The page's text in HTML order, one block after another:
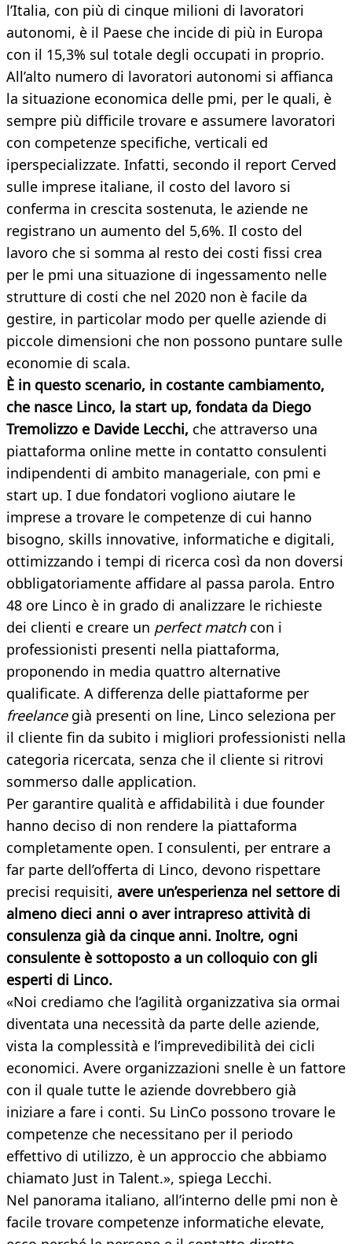
l’Italia, con più di cinque milioni di lavoratori
autonomi, è il Paese che incide di più in Europa
con il 15,3% sul totale degli occupati in proprio.
All’alto numero di lavoratori autonomi si affianca
la situazione economica delle pmi, per le quali, è
sempre più difficile trovare e assumere lavoratori
con competenze specifiche, verticali ed
iperspecializzate. Infatti, secondo il report Cerved
sulle imprese italiane, il costo del lavoro si
conferma in crescita sostenuta, le aziende ne
registrano un aumento del 5,6%. Il costo del
lavoro che si somma al resto dei costi fissi crea
per le pmi una situazione di ingessamento nelle
strutture di costi che nel 2020 non è facile da
gestire, in particolar modo per quelle aziende di
piccole dimensioni che non possono puntare sulle
economie di scala.
È in questo scenario, in costante cambiamento,
che nasce Linco, la start up, fondata da Diego
Tremolizzo e Davide Lecchi, che attraverso una
piattaforma online mette in contatto consulenti
indipendenti di ambito manageriale, con pmi e
start up. I due fondatori vogliono aiutare le
imprese a trovare le competenze di cui hanno
bisogno, skills innovative, informatiche e digitali,
ottimizzando i tempi di ricerca così da non doversi
obbligatoriamente affidare al passa parola. Entro
48 ore Linco è in grado di analizzare le richieste
dei clienti e creare un perfect matchcon i
professionisti presenti nella piattaforma,
proponendo in media quattro alternative
qualificate. A differenza delle piattaforme per
freelancegià presenti on line, Linco seleziona per
il cliente fin da subito i migliori professionisti nella
categoria ricercata, senza che il cliente si ritrovi
sommerso dalle application.
Per garantire qualità e affidabilità i due founder
hanno deciso di non rendere la piattaforma
completamente open. I consulenti, per entrare a
far parte dell’offerta di Linco, devono rispettare
precisi requisiti, avere un’esperienza nel settore di
almeno dieci anni o aver intrapreso attività di
consulenza già da cinque anni. Inoltre, ogni
consulente è sottoposto a un colloquio con gli
esperti di Linco.
«Noi crediamo che l’agilità organizzativa sia ormai
diventata una necessità da parte delle aziende,
vista la complessità e l’imprevedibilità dei cicli
economici. Avere organizzazioni snelle è un fattore
con il quale tutte le aziende dovrebbero già
iniziare a fare i conti. Su LinCo possono trovare le
competenze che necessitano per il periodo
effettivo di utilizzo, è un approccio che abbiamo
chiamato Just in Talent.», spiega Lecchi.
Nel panorama italiano, all’interno delle pmi non è
facile trovare competenze informatiche elevate,